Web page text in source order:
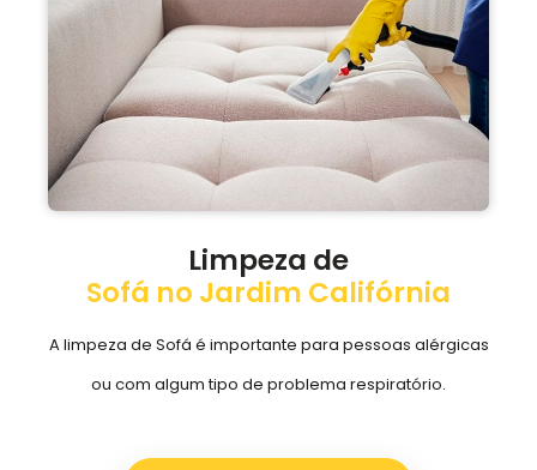
Limpeza de
Sofá no Jardim Califórnia
A limpeza de Sofá é importante para pessoas alérgicas
ou com algum tipo de problema respiratório.